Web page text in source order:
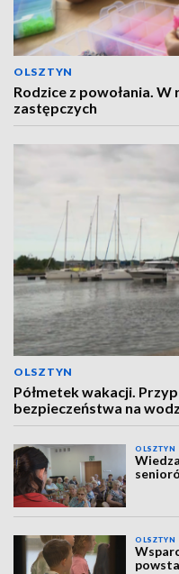
OLSZTYN
Rodzice z powołania.
zastępczych
OLSZTYN
Półmetek wakacji.
bezpieczeństwa na
OLSZTYN
OLSZTYN